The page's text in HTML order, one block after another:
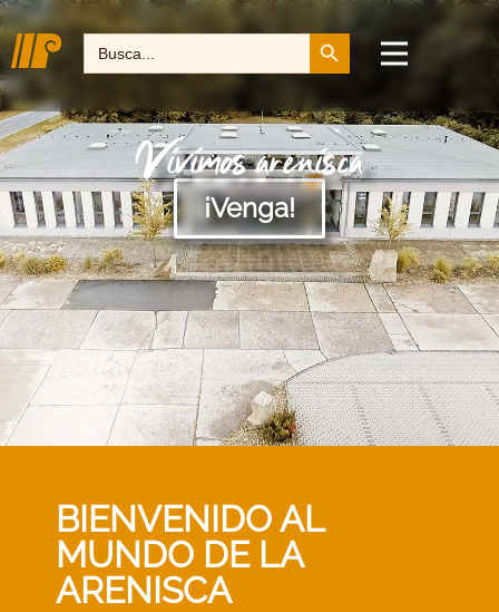
Buscar: Botón de búsqueda
Vivimos arenisca
¡Venga!
BIENVENIDO AL
MUNDO DE LA
ARENISCA